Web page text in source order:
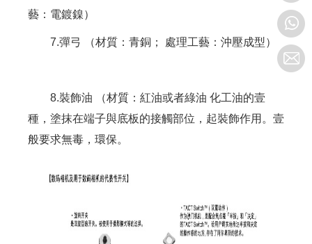
藝：電鍍鎳）
7.彈弓 （材質：青銅； 處理工藝：沖壓成型）
8.裝飾油 （材質：紅油或者綠油 化工油的壹
種，塗抹在端子與底板的接觸部位，起裝飾作用。壹
般要求無毒，環保。